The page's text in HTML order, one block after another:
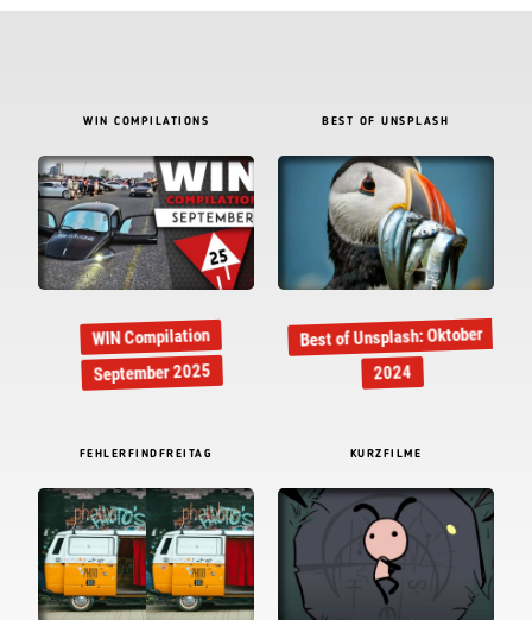
WIN COMPILATIONS
WIN Compilation
September 2025
BEST OF UNSPLASH
Best of Unsplash: Oktober
2024
FEHLERFINDFREITAG KURZFILME